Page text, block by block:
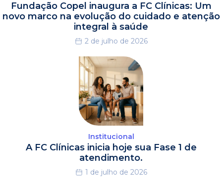
Fundação Copel inaugura a FC Clínicas: Um
novo marco na evolução do cuidado e atenção
integral à saúde
2 de julho de 2026
Institucional
A FC Clínicas inicia hoje sua Fase 1 de
atendimento.
1 de julho de 2026